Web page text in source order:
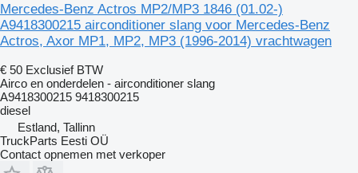
Mercedes-Benz Actros MP2/MP3 1846 (01.02-)
A9418300215 airconditioner slang voor Mercedes-Benz
Actros, Axor MP1, MP2, MP3 (1996-2014) vrachtwagen
€ 50 Exclusief BTW
Airco en onderdelen - airconditioner slang
A9418300215 9418300215
diesel
Estland, Tallinn
TruckParts Eesti OÜ
Contact opnemen met verkoper